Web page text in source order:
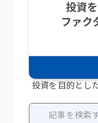
投資を目的とし